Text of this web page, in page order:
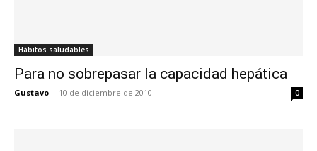
Hábitos saludables
Para no sobrepasar la capacidad hepática
Gustavo - 10 de diciembre de 2010 0